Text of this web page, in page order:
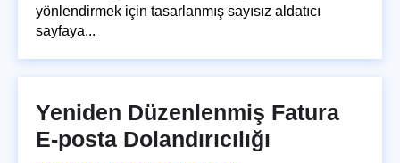
yönlendirmek için tasarlanmış sayısız aldatıcı
sayfaya...
Yeniden Düzenlenmiş Fatura
E-posta Dolandırıcılığı